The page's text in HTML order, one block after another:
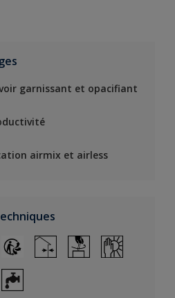
garnissant et opacifiant
airmix et airless